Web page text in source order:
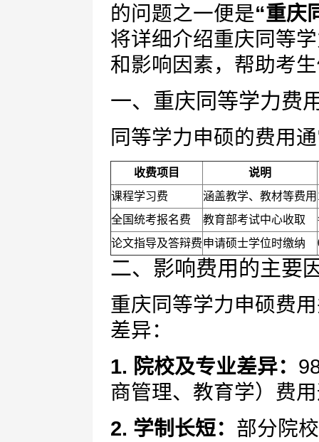
的问题之一便是“重庆
将详细介绍重庆同等
和影响因素，帮助考
一、重庆同等学力费
同等学力申硕的费用
收费项目
说明
课程学习费
涵盖教学、教材等费用
全国统考报名费
教育部考试中心收取
论文指导及答辩费申请硕士学位时缴纳
二、影响费用的主要
重庆同等学力申硕费
差异：
1. 院校及专业差异：
商管理、教育学）费
2. 学制长短： 部分院